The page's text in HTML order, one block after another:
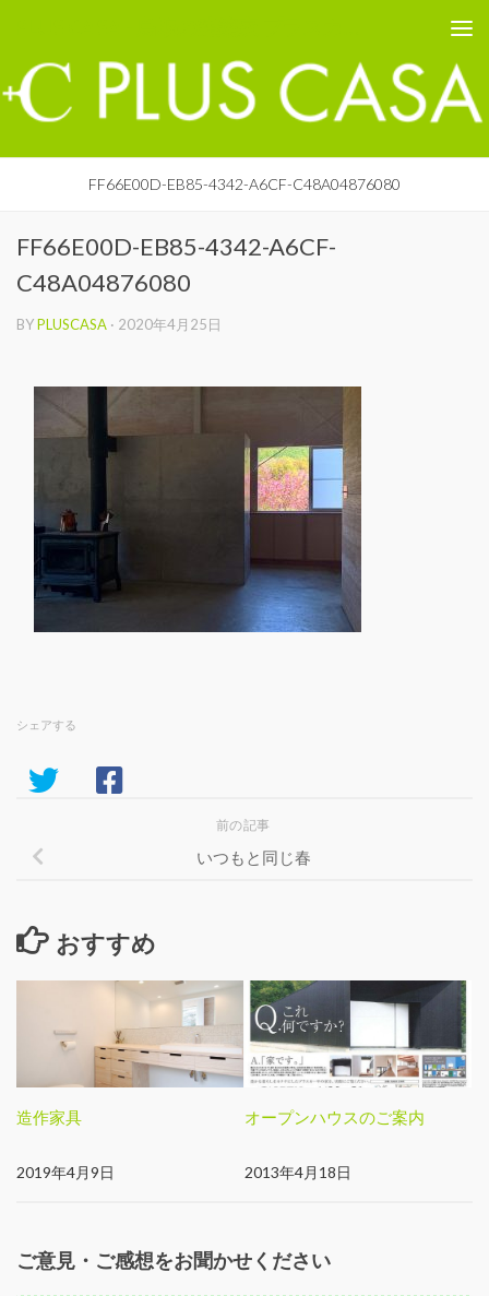
FF66E00D-EB85-4342-A6CF-C48A04876080
FF66E00D-EB85-4342-A6CF-
C48A04876080
BYPLUSCASA · 2020年4月25日
シェアする
前の記事
いつもと同じ春
おすすめ
造作家具
2019年4月9日
オープンハウスのご案内
2013年4月18日
ご意見・ご感想をお聞かせください